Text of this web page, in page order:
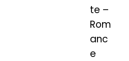
te –
Rom
anc
e